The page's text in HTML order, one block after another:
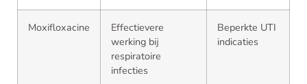
Moxifloxacine
Effectievere
werking bij
respiratoire
infecties
Beperkte UTI
indicaties